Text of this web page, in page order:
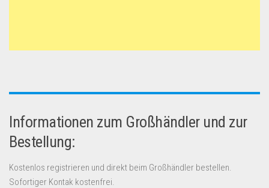
Informationen zum Großhändler und zur
Bestellung:
Kostenlos registrieren und direkt beim Großhändler bestellen.
Sofortiger Kontak kostenfrei.